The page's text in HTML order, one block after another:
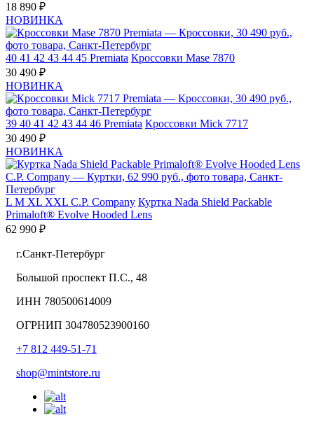
18 890 ₽
НОВИНКА
40 41 42 43 44 45 Premiata Кроссовки Mase 7870
30 490 ₽
НОВИНКА
39 40 41 42 43 44 46 Premiata Кроссовки Mick 7717
30 490 ₽
НОВИНКА
L M XL XXL C.P. Company Куртка Nada Shield Packable
Primaloft® Evolve Hooded Lens
62 990 ₽
г.Санкт-Петербург
Большой проспект П.С., 48
ИНН 780500614009
ОГРНИП 304780523900160
+7 812 449-51-71
shop@mintstore.ru